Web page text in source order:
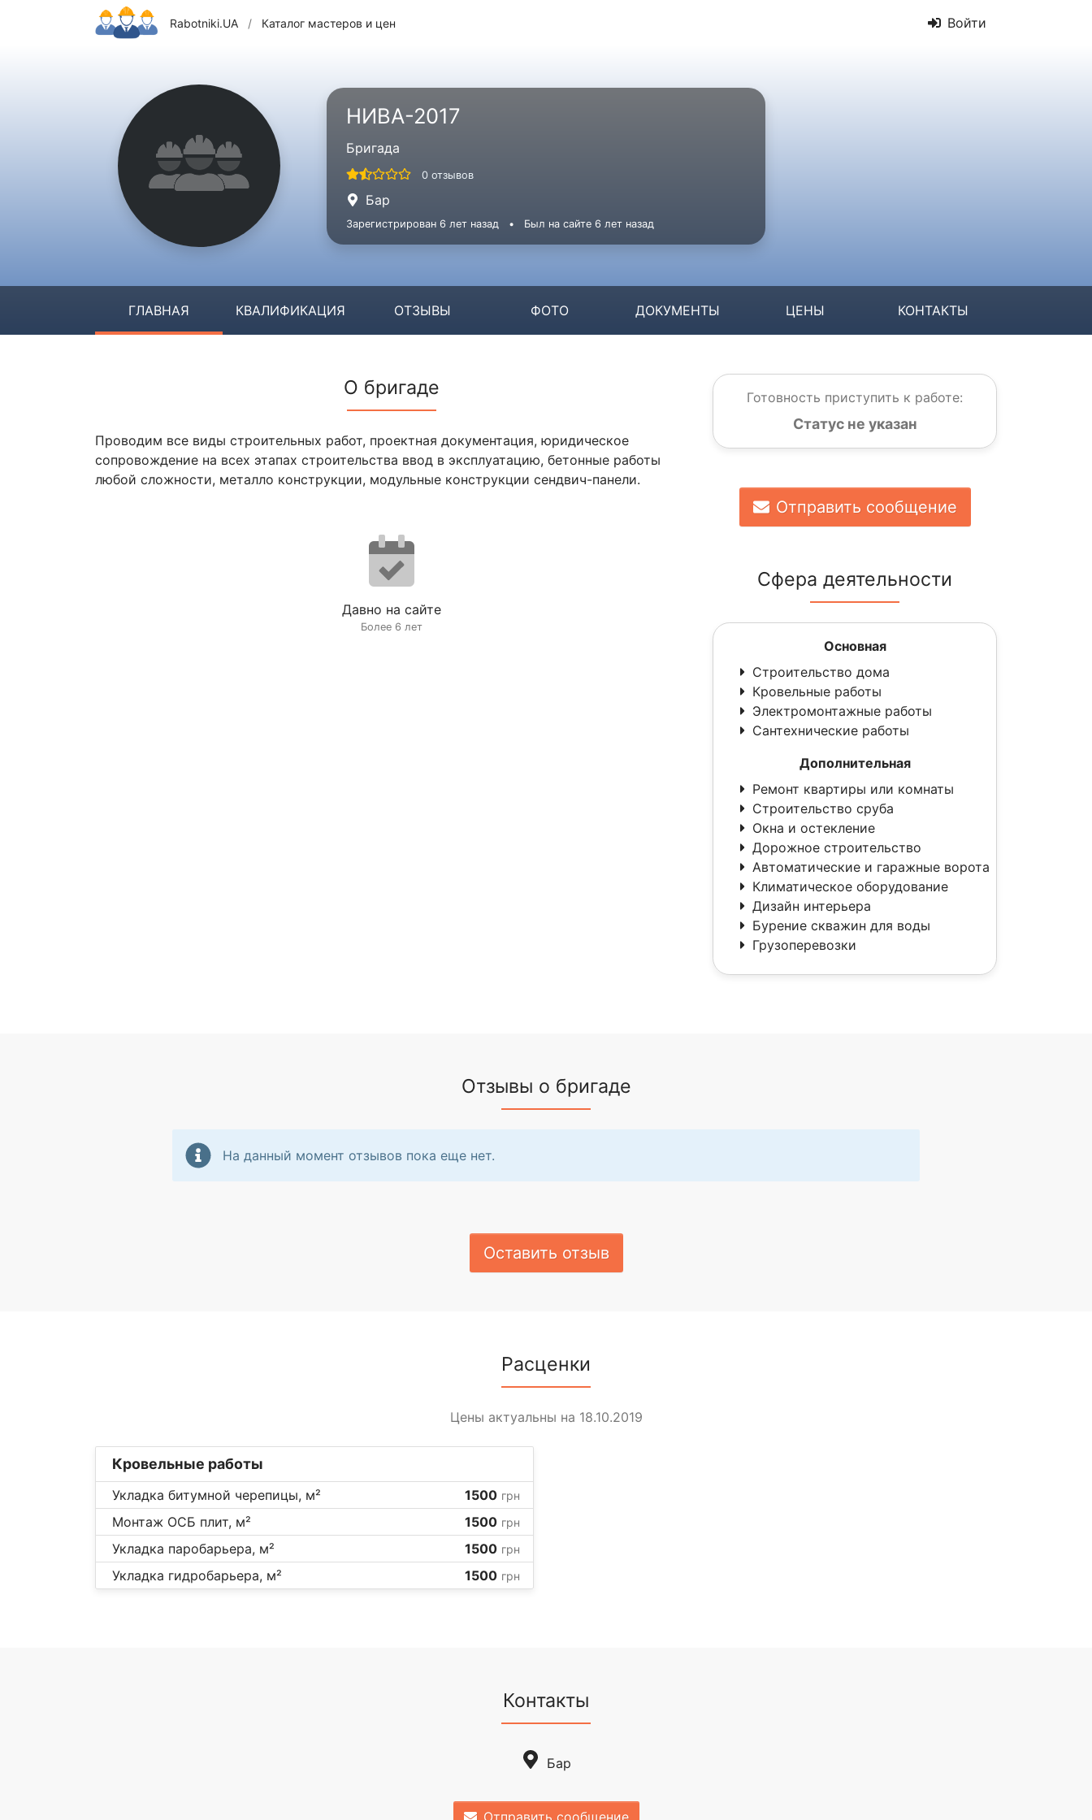
Rabotniki.UA / Каталог мастеров и цен Войти
НИВА-2017
Бригада
0 отзывов
Бар
Зарегистрирован 6 лет назад • Был на сайте 6 лет назад
ГЛАВНАЯ КВАЛИФИКАЦИЯ ОТЗЫВЫ ФОТО ДОКУМЕНТЫ ЦЕНЫ КОНТАКТЫ
О бригаде
Проводим все виды строительных работ, проектная документация, юридическое
сопровождение на всех этапах строительства ввод в эксплуатацию, бетонные работы
любой сложности, металло конструкции, модульные конструкции сендвич-панели.
Давно на сайте
Более 6 лет
Готовность приступить к работе:
Статус не указан
Отправить сообщение
Сфера деятельности
Основная
Строительство дома
Кровельные работы
Электромонтажные работы
Сантехнические работы
Дополнительная
Ремонт квартиры или комнаты
Строительство сруба
Окна и остекление
Дорожное строительство
Автоматические и гаражные ворота
Климатическое оборудование
Дизайн интерьера
Бурение скважин для воды
Грузоперевозки
Отзывы о бригаде
На данный момент отзывов пока еще нет.
Оставить отзыв
Расценки
Цены актуальны на 18.10.2019
Кровельные работы
Укладка битумной черепицы, м² 1500 грн
Монтаж ОСБ плит, м² 1500 грн
Укладка паробарьера, м² 1500 грн
Укладка гидробарьера, м² 1500 грн
Контакты
Бар